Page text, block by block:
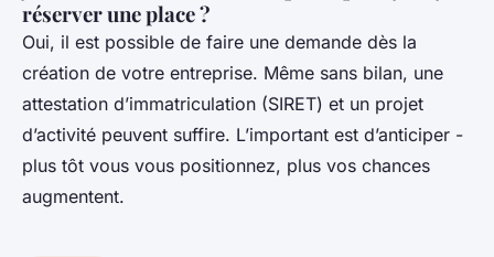
réserver une place ?
Oui, il est possible de faire une demande dès la
création de votre entreprise. Même sans bilan, une
attestation d’immatriculation (SIRET) et un projet
d’activité peuvent suffire. L’important est d’anticiper -
plus tôt vous vous positionnez, plus vos chances
augmentent.